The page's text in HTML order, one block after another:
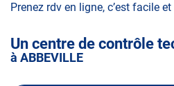
Prenez rdv en ligne, c’est facile
Un centre de contrôle
à ABBEVILLE